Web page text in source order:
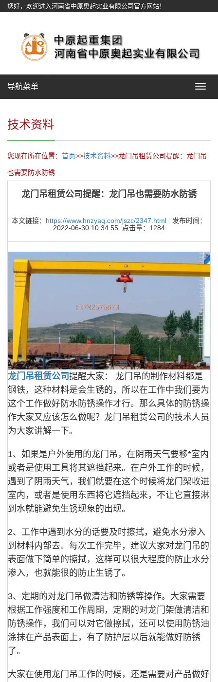
您好，欢迎进入河南省中原奥起实业有限公司官方网站！
Toggle
导航菜单
技术资料
您现在所在位置： 首页>>技术资料>>龙门吊租赁公司提醒：龙门吊
也需要防水防锈
龙门吊租赁公司提醒：龙门吊也需要防水防锈
本文链接： https://www.hnzyaq.com/jszc/2347.html 发布时间：
2022-06-30 10:34:55 点击量：1284
龙门吊租赁公司提醒大家： 龙门吊的制作材料都是
钢铁，这种材料是会生锈的，所以在工作中我们要为
这个工作做好防水防锈操作才行。那么具体的防锈操
作大家又应该怎么做呢？龙门吊租赁公司的技术人员
为大家讲解一下。
1、如果是户外使用的龙门吊，在阴雨天气要移*室内
或者是使用工具将其遮挡起来。在户外工作的时候，
遇到了阴雨天气，我们就要在这个时候将龙门架收进
室内，或者是使用东西将它遮挡起来，不让它直接淋
到水就能避免生锈现象的出现。
2、工作中遇到水分的话要及时擦拭，避免水分渗入
到材料内部去。每次工作完毕，建议大家对龙门吊的
表面做下简单的擦拭，这样可以很大程度的防止水分
渗入，也就能很的防止生锈了。
3、定期的对龙门吊做清洁和防锈等操作。大家需要
根据工作强度和工作周期，定期的对龙门架做清洁和
防锈操作，我们可以对它做擦拭，还可以使用防锈油
涂抹在产品表面上，有了防护层以后就能做好防锈
了。
大家在使用龙门吊工作的时候，还是需要对产品做好